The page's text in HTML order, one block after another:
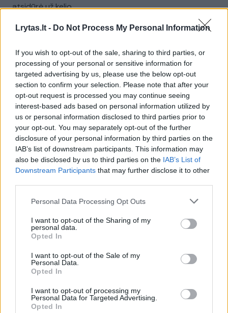
Lrytas.lt - Do Not Process My Personal Information
If you wish to opt-out of the sale, sharing to third parties, or
processing of your personal or sensitive information for
targeted advertising by us, please use the below opt-out
section to confirm your selection. Please note that after your
opt-out request is processed you may continue seeing
interest-based ads based on personal information utilized by
us or personal information disclosed to third parties prior to
your opt-out. You may separately opt-out of the further
disclosure of your personal information by third parties on the
IAB’s list of downstream participants. This information may
also be disclosed by us to third parties on the IAB’s List of
Downstream Participants that may further disclose it to other
Personal Data Processing Opt Outs
I want to opt-out of the Sharing of my
personal data.
Opted In
I want to opt-out of the Sale of my
Personal Data.
Opted In
I want to opt-out of processing my
Personal Data for Targeted Advertising.
Opted In
atsidūrė už kelio
| Lietuvos diena
00:01:05
Viduržemio jūra pasiekė rekordą: vanduo įkaito iki 33
laipsnių
Žinios | Pasaulis
Visi įrašai
Žiūrimiausi įrašai
00:00:30
Vaizdai iš tragiškos avarijos Vilniaus r.: dviejų moterų ir
vaiko gyvybių išgelbėti nepavyko
Žinios | Lietuvos diena
Savaitės vidurys nusimato karštas: temperatūra kils iki
Žinios | Orai